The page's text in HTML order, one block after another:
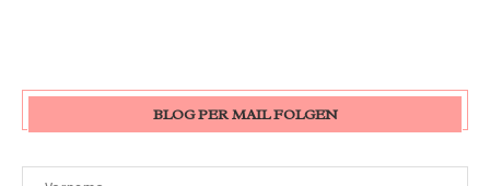
BLOG PER MAIL FOLGEN